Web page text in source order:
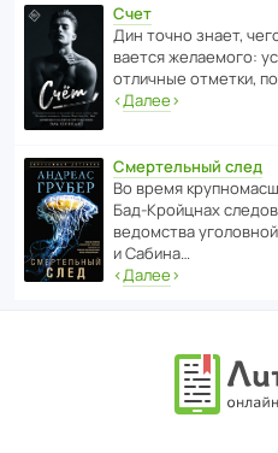
Счет
Дин точно знает,
ва­ется жела­е­мого:
отли­чные отметки,
‹Далее›
Смертельный след
Во время
Бад‑Крой­цнах
ведомства
и Сабина…
‹Далее›